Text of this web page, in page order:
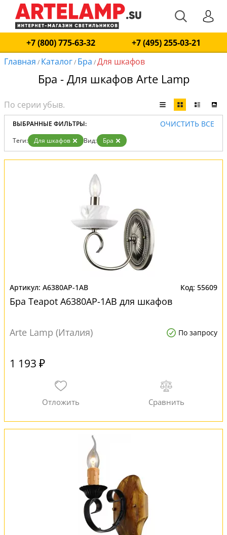
+7 (800) 775-63-32
+7 (495) 255-03-21
Главная / Каталог/ Бра /Для шкафов
Бра - Для шкафов Arte Lamp
ВЫБРАННЫЕ ФИЛЬТРЫ: ОЧИСТИТЬ ВСЕ
Теги: Для шкафов Вид: Бра
A6380AP-1AB 55609
Бра Teapot A6380AP-1AB для шкафов
Arte Lamp (Италия) По запросу
1 193 ₽